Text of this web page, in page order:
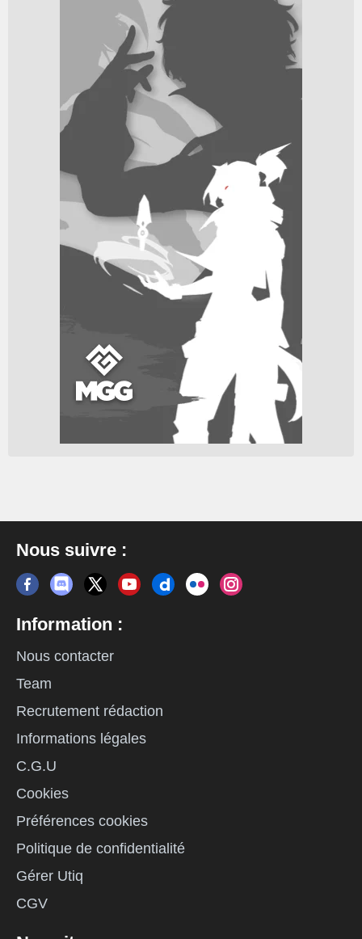
Nous suivre :
Information :
Nous contacter
Team
Recrutement rédaction
Informations légales
C.G.U
Cookies
Préférences cookies
Politique de confidentialité
Gérer Utiq
CGV